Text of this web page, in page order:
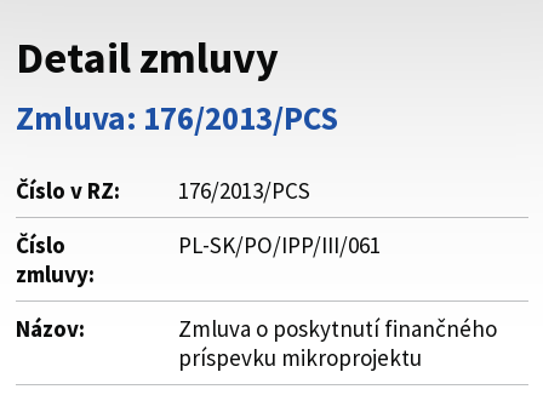
Buďte pozorní a vždy sa uistite, že zdieľate informácie iba
cez zabezpečenú webovú stránku. Zabezpečená stránka
vždy začína https:// pred názvom domény webového sídla.
Detail zmluvy
Zmluva: 176/2013/PCS
Číslo v RZ:
176/2013/PCS
Číslo
zmluvy:
PL-SK/PO/IPP/III/061
Názov:
Zmluva o poskytnutí finančného
príspevku mikroprojektu